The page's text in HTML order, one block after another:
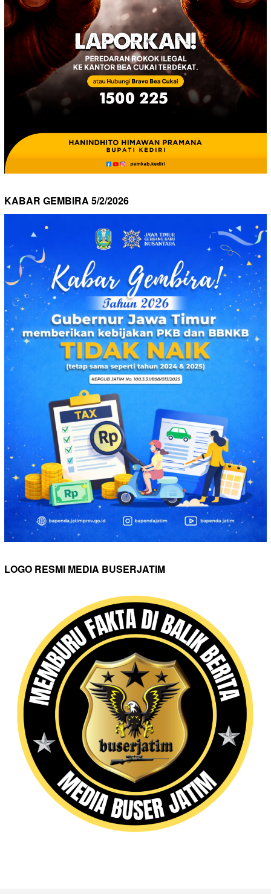
KABAR GEMBIRA 5/2/2026
LOGO RESMI MEDIA BUSERJATIM